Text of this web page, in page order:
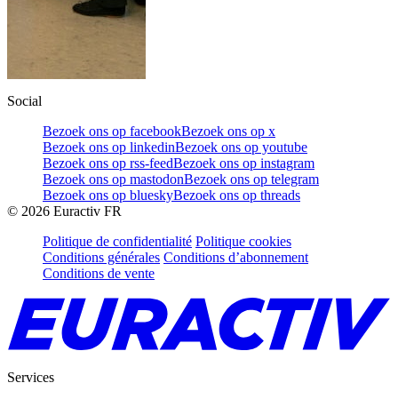
Social
Bezoek ons op facebookBezoek ons op x
Bezoek ons op linkedinBezoek ons op youtube
Bezoek ons op rss-feedBezoek ons op instagram
Bezoek ons op mastodonBezoek ons op telegram
Bezoek ons op blueskyBezoek ons op threads
© 2026 Euractiv FR
Politique de confidentialité Politique cookies
Conditions générales Conditions d’abonnement
Conditions de vente
Services